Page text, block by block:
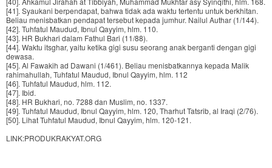
[41]. Syaukani berpendapat, bahwa tidak ada waktu tertentu untuk berkhitan.
Beliau menisbatkan pendapat tersebut kepada jumhur. Nailul Authar (1/144).
[42]. Tuhfatul Maudud, Ibnul Qayyim, hlm. 110.
[43]. HR Bukhari dalam Fathul Bari (11/88).
[44]. Waktu itsghar, yaitu ketika gigi susu seorang anak berganti dengan gigi
dewasa.
[45]. Al Fawakih ad Dawani (1/461). Beliau menisbatkannya kepada Malik
rahimahullah, Tuhfatul Maudud, Ibnul Qayyim, hlm. 112
[46]. Tuhfatul Maudud, hlm. 112.
[47]. Ibid.
[48]. HR Bukhari, no. 7288 dan Muslim, no. 1337.
[49]. Tuhfatul Maudud, Ibnul Qayyim, hlm. 120, Tharhut Tatsrib, al Iraqi (2/76).
[50]. Lihat Tuhfatul Maudud, Ibnul Qayyim, hlm. 120-121.
LINK:PRODUKRAKYAT.ORG